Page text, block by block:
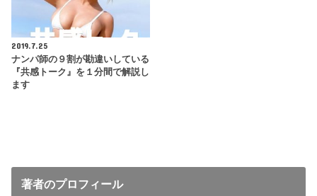
2019.7.25
ナンパ師の９割が勘違いしている
『共感トーク』を１分間で解説し
ます
著者のプロフィール